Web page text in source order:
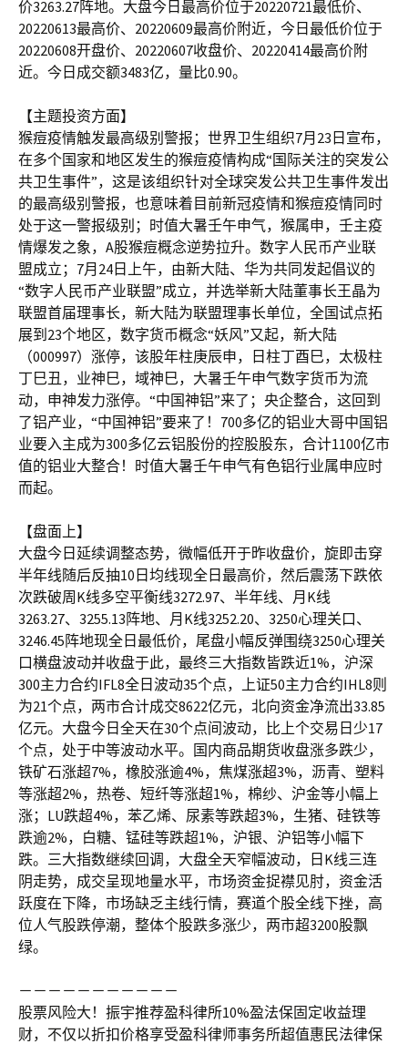
价3263.27阵地。大盘今日最高价位于20220721最低价、
20220613最高价、20220609最高价附近，今日最低价位于
20220608开盘价、20220607收盘价、20220414最高价附
近。今日成交额3483亿，量比0.90。
【主题投资方面】
猴痘疫情触发最高级别警报；世界卫生组织7月23日宣布，
在多个国家和地区发生的猴痘疫情构成“国际关注的突发公
共卫生事件”，这是该组织针对全球突发公共卫生事件发出
的最高级别警报，也意味着目前新冠疫情和猴痘疫情同时
处于这一警报级别；时值大暑壬午申气，猴属申，壬主疫
情爆发之象，A股猴痘概念逆势拉升。数字人民币产业联
盟成立；7月24日上午，由新大陆、华为共同发起倡议的
“数字人民币产业联盟”成立，并选举新大陆董事长王晶为
联盟首届理事长，新大陆为联盟理事长单位，全国试点拓
展到23个地区，数字货币概念“妖风”又起，新大陆
（000997）涨停，该股年柱庚辰申，日柱丁酉巳，太极柱
丁巳丑，业神巳，域神巳，大暑壬午申气数字货币为流
动，申神发力涨停。“中国神铝”来了；央企整合，这回到
了铝产业，“中国神铝”要来了！700多亿的铝业大哥中国铝
业要入主成为300多亿云铝股份的控股股东，合计1100亿市
值的铝业大整合！时值大暑壬午申气有色铝行业属申应时
而起。
【盘面上】
大盘今日延续调整态势，微幅低开于昨收盘价，旋即击穿
半年线随后反抽10日均线现全日最高价，然后震荡下跌依
次跌破周K线多空平衡线3272.97、半年线、月K线
3263.27、3255.13阵地、月K线3252.20、3250心理关口、
3246.45阵地现全日最低价，尾盘小幅反弹围绕3250心理关
口横盘波动并收盘于此，最终三大指数皆跌近1%，沪深
300主力合约IFL8全日波动35个点，上证50主力合约IHL8则
为21个点，两市合计成交8622亿元，北向资金净流出33.85
亿元。大盘今日全天在30个点间波动，比上个交易日少17
个点，处于中等波动水平。国内商品期货收盘涨多跌少，
铁矿石涨超7%，橡胶涨逾4%，焦煤涨超3%，沥青、塑料
等涨超2%，热卷、短纤等涨超1%，棉纱、沪金等小幅上
涨；LU跌超4%，苯乙烯、尿素等跌超3%，生猪、硅铁等
跌逾2%，白糖、锰硅等跌超1%，沪银、沪铝等小幅下
跌。三大指数继续回调，大盘全天窄幅波动，日K线三连
阴走势，成交呈现地量水平，市场资金捉襟见肘，资金活
跃度在下降，市场缺乏主线行情，赛道个股全线下挫，高
位人气股跌停潮，整体个股跌多涨少，两市超3200股飘
绿。
－－－－－－－－－－－
股票风险大！振宇推荐盈科律所10%盈法保固定收益理
财，不仅以折扣价格享受盈科律师事务所超值惠民法律保